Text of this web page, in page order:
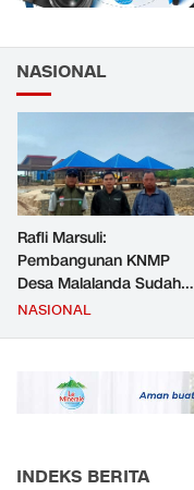
NASIONAL
Rafli Marsuli:
Pembangunan KNMP
Desa Malalanda Sudah
Mencapai 69 Persen dan
JMD dan JMF
NASIONAL
INDEKS BERITA